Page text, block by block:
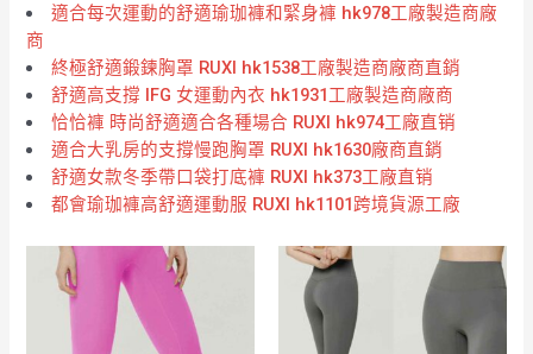
適合每次運動的舒適瑜珈褲和緊身褲 hk978工廠製造商廠
商
終極舒適鍛鍊胸罩 RUXI hk1538工廠製造商廠商直銷
舒適高支撐 IFG 女運動內衣 hk1931工廠製造商廠商
恰恰褲 時尚舒適適合各種場合 RUXI hk974工廠直销
適合大乳房的支撐慢跑胸罩 RUXI hk1630廠商直銷
舒適女款冬季帶口袋打底褲 RUXI hk373工廠直销
都會瑜珈褲高舒適運動服 RUXI hk1101跨境貨源工廠